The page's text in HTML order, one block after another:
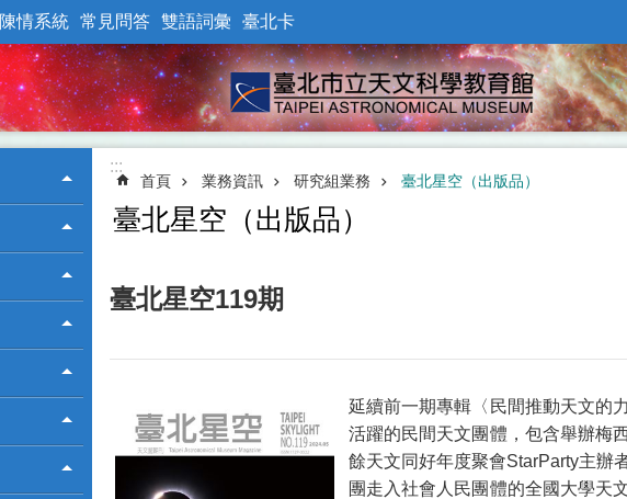
陳情系統 常見問答 雙語詞彙 臺北卡
:::
首頁 業務資訊 研究組業務 臺北星空（出版品）
臺北星空（出版品）
臺北星空119期
延續前一期專輯〈民間推動天文的
活躍的民間天文團體，包含舉辦梅
餘天文同好年度聚會StarParty主辦
團走入社會人民團體的全國大學天